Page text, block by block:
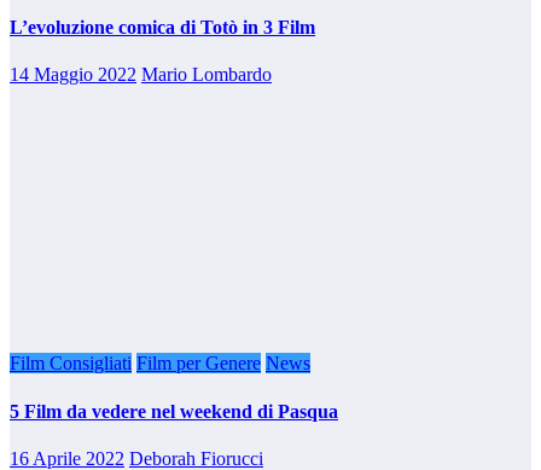
L’evoluzione comica di Totò in 3 Film
14 Maggio 2022 Mario Lombardo
Film Consigliati Film per Genere News
5 Film da vedere nel weekend di Pasqua
16 Aprile 2022 Deborah Fiorucci